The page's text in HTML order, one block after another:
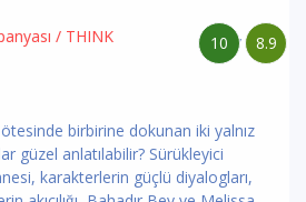
8.9
/
10
/ THINK
birbirine dokunan iki yalnız
güzel anlatılabilir? Sürükleyici
karakterlerin güçlü diyalogları,